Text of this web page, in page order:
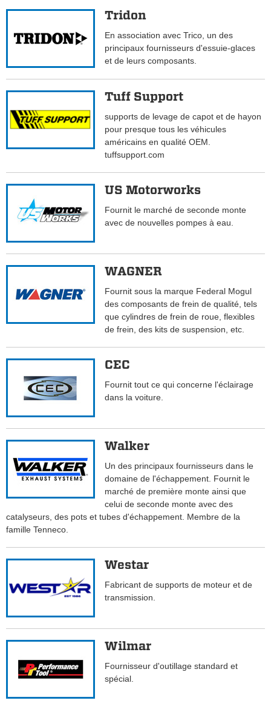
Tridon
En association avec Trico, un des
principaux fournisseurs d'essuie-glaces
et de leurs composants.
Tuff Support
supports de levage de capot et de hayon
pour presque tous les véhicules
américains en qualité OEM.
tuffsupport.com
US Motorworks
Fournit le marché de seconde monte
avec de nouvelles pompes à eau.
WAGNER
Fournit sous la marque Federal Mogul
des composants de frein de qualité, tels
que cylindres de frein de roue, flexibles
de frein, des kits de suspension, etc.
CEC
Fournit tout ce qui concerne l'éclairage
dans la voiture.
Walker
Un des principaux fournisseurs dans le
domaine de l'échappement. Fournit le
marché de première monte ainsi que
celui de seconde monte avec des
catalyseurs, des pots et tubes d'échappement. Membre de la
famille Tenneco.
Westar
Fabricant de supports de moteur et de
transmission.
Wilmar
Fournisseur d'outillage standard et
spécial.